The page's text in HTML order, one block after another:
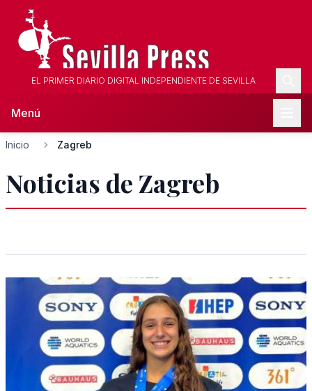
EL PRIMER DIARIO DIGITAL INDEPENDIENTE DE SEVILLA
Menú
Inicio Zagreb
Noticias de Zagreb